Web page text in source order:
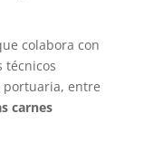
colabora con
técnicos
portuaria, entre
carnes